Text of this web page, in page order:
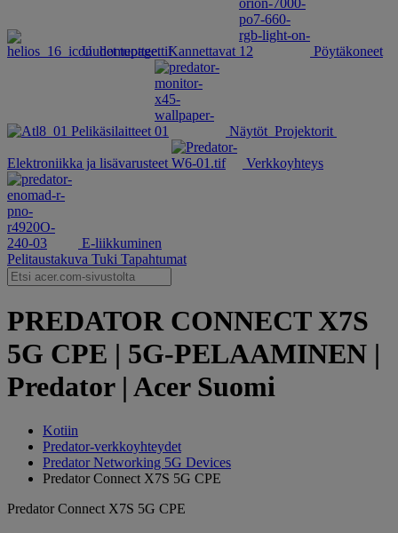
Uudet tuotteet Kannettavat Pöytäkoneet
Pelikäsilaitteet Näytöt Projektorit
Elektroniikka ja lisävarusteet Verkkoyhteys
E-liikkuminen
Pelitaustakuva Tuki Tapahtumat
PREDATOR CONNECT X7S
5G CPE | 5G-PELAAMINEN |
Predator | Acer Suomi
Kotiin
Predator-verkkoyhteydet
Predator Networking 5G Devices
Predator Connect X7S 5G CPE
Predator Connect X7S 5G CPE